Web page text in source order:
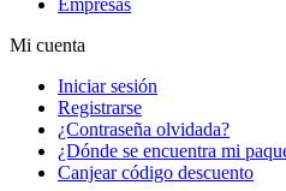
Mi cuenta
Iniciar sesión
Registrarse
¿Contraseña olvidada?
¿Dónde se encuentra mi
Canjear código descuento